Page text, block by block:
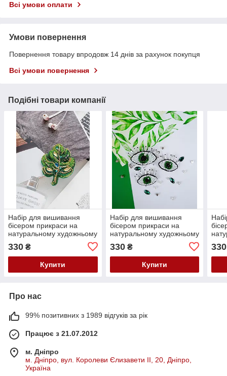
Всі умови оплати
Умови повернення
Повернення товару впродовж 14 днів за рахунок покупця
Всі умови повернення
Подібні товари компанії
Набір для вишивання
бісером прикраси на
натуральному художньому
монстери" Абрис Арт AD-
063
330 ₴
Купити
Набір для вишивання
бісером прикраси на
натуральному художньому
погляд" Абрис Арт AD-230
330₴
Купити
Арт
330
Про нас
99% позитивних з 1989 відгуків за рік
Працює з 21.07.2012
м. Дніпро
м. Дніпро, вул. Королеви Єлизавети ІІ, 20, Дніпро,
Україна